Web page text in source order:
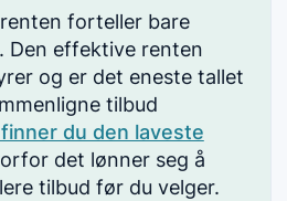
forteller bare
Den effektive renten
og er det eneste tallet
tilbud
du den laveste
det lønner seg å
tilbud før du velger.